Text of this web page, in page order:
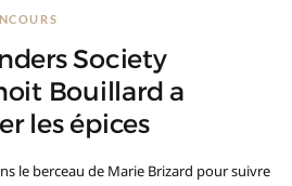
Society
Bouillard a
les épices
le berceau de Marie Brizard pour suivre